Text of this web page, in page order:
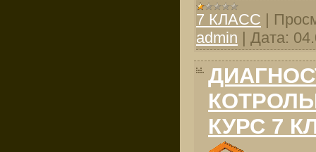
7 КЛАСС |
admin | Дата:
КУРС 7